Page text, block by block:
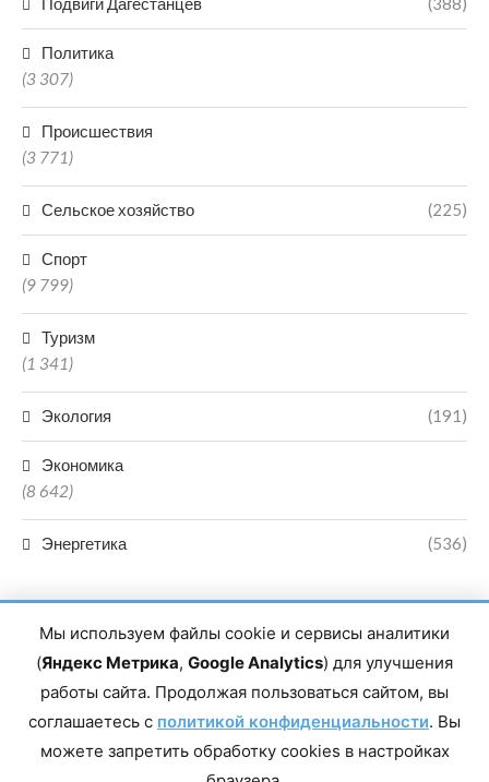
Политика
(3 307)
Происшествия
(3 771)
Сельское хозяйство (225)
Спорт
(9 799)
Туризм
(1 341)
Экология (191)
Экономика
(8 642)
Энергетика (536)
Главный редактор сетевого издания Магомаев Тимур Нухович.
Контакты редакции: 8(988)-292-94-34 Почта: vestiskfo@gmail.com По
вопросам сотрудничества: institut-media@yandex.ru Адрес: 367018,
Республика Дагестан, г. Махачкала, пр-т Насрутдинова, д. 1а. Все
Мы используем файлы cookie и сервисы аналитики
(Яндекс Метрика, Google Analytics) для улучшения
работы сайта. Продолжая пользоваться сайтом, вы
соглашаетесь с политикой конфиденциальности. Вы
можете запретить обработку cookies в настройках